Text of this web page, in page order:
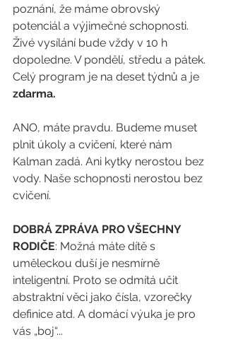
poznání, že máme obrovský
potenciál a výjimečné schopnosti.
Živé vysílání bude vždy v 10 h
dopoledne. V pondělí, středu a pátek.
Celý program je na deset týdnů a je
zdarma.
ANO, máte pravdu. Budeme muset
plnit úkoly a cvičení, které nám
Kalman zadá. Ani kytky nerostou bez
vody. Naše schopnosti nerostou bez
cvičení.
DOBRÁ ZPRÁVA PRO VŠECHNY
RODIČE: Možná máte dítě s
uměleckou duší je nesmírně
inteligentní. Proto se odmítá učit
abstraktní věci jako čísla, vzorečky
definice atd. A domácí výuka je pro
vás „boj“...